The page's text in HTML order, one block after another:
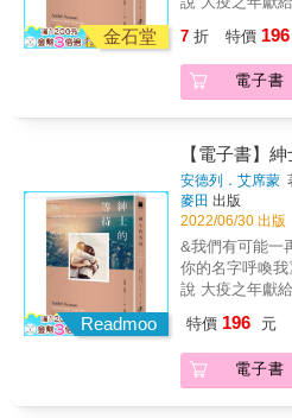
疑，就是多了
對方明白，對方
另一方的感情
場，我總是選擇
過冷，我都承
限，如何？在
往。」 & 這段
知何時會結束的
能不過冷也不過
以為這是最適當
瞬間，都在編
& 日本讀者
後，我從中獲
結果大哭了一
而落淚了吧。
──讀者Mariko
論好壞，其實
金石堂
聲書4.3分感動
愛德華多‧巴萊里尼錄製 ◎宛如
幻之旅》、《
風情 ◎歷經《以你的名字呼喚我》中的刻骨愛
戀、《在世界的
念、《愛的變奏
《紳士的等待》
成的愛情觀 ▍內容簡介 命運應允了我夜復一夜
的呼喚，我們才能在此
出衝動的選擇
陰&hellip;&hellip; 一群多年好友相約出
因船隻故障，
走向他們。他
剎那間，痛苦奇
拉烏爾與他們
7 折 特價 196
電子書
Readmoo
【電子書】
安德列．艾席蒙
麥田 出版
2022/06/30 出版
&我們有可能一再
你的名字呼喚
說 大疫之年獻給無數孤寂靈魂的療癒有聲書──
聲書4.3分感動
愛德華多‧巴萊里尼錄製 ◎宛如
幻之旅》、《
特價 196 元
電子書